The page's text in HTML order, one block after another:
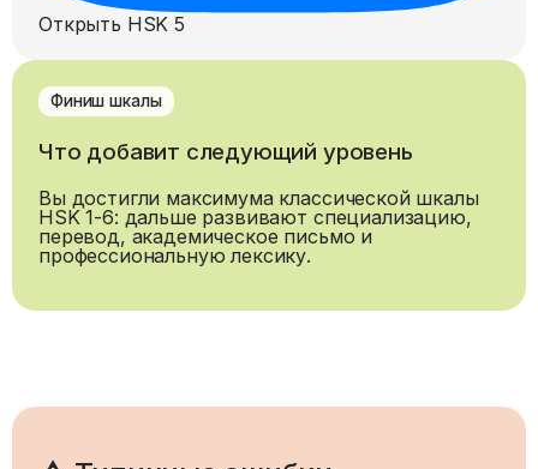
Открыть HSK5
Финиш шкалы
Что добавит следующий уровень
Вы достигли максимума классической шкалы
HSK 1-6: дальше развивают специализацию,
перевод, академическое письмо и
профессиональную лексику.